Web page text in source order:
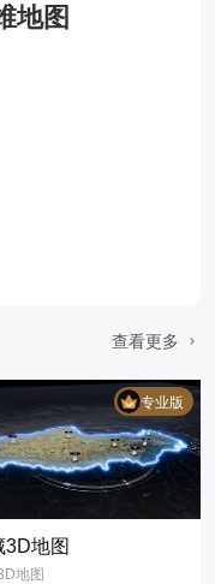
地图
查看更多
专业版
3D地图
地图